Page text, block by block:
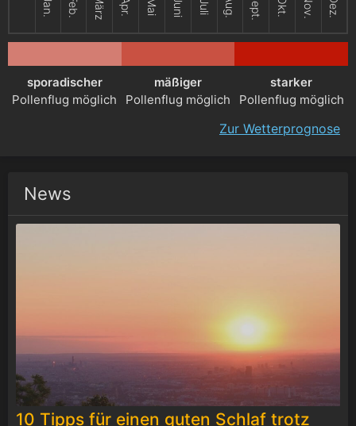
Jan. Feb. März Apr. Mai Juni Juli Aug. Sept. Okt. Nov. Dez.
sporadischer
Pollenflug möglich
mäßiger
Pollenflug möglich
starker
Pollenflug möglich
Zur Wetterprognose
News
10 Tipps für einen guten Schlaf trotz